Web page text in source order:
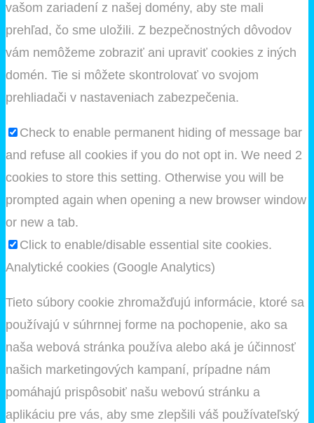
vašom zariadení z našej domény, aby ste mali
prehľad, čo sme uložili. Z bezpečnostných dôvodov
vám nemôžeme zobraziť ani upraviť cookies z iných
domén. Tie si môžete skontrolovať vo svojom
prehliadači v nastaveniach zabezpečenia.
Check to enable permanent hiding of message bar
and refuse all cookies if you do not opt in. We need 2
cookies to store this setting. Otherwise you will be
prompted again when opening a new browser window
or new a tab.
Click to enable/disable essential site cookies.
Analytické cookies (Google Analytics)
Tieto súbory cookie zhromažďujú informácie, ktoré sa
používajú v súhrnnej forme na pochopenie, ako sa
naša webová stránka používa alebo aká je účinnosť
našich marketingových kampaní, prípadne nám
pomáhajú prispôsobiť našu webovú stránku a
aplikáciu pre vás, aby sme zlepšili váš používateľský